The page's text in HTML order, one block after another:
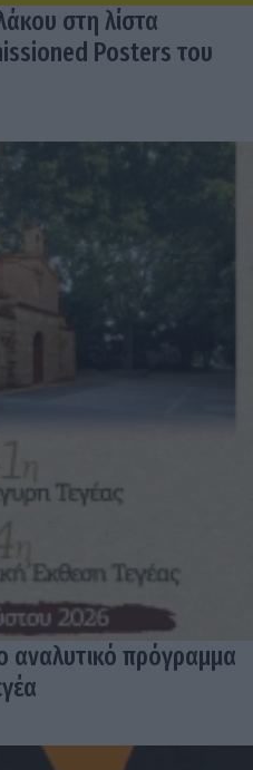
στη λίστα
Posters του
αναλυτικό πρόγραμμα